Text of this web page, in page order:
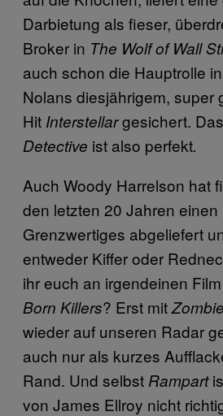
Darbietung als fieser,
Broker in The Wolf of Wall
auch schon die Hauptrolle
Nolans diesjährigem, super
Hit Interstellargesichert.
Detective ist also perfekt.
Auch Woody Harrelson hat
den letzten 20 Jahren einen
Grenzwertiges abgeliefert
entweder Kiffer oder
ihr euch an irgendeinen
Born Killers? Erst mit
wieder auf unseren Radar
auch nur als kurzes
Rand. Und selbst Rampart
von James Ellroy nicht